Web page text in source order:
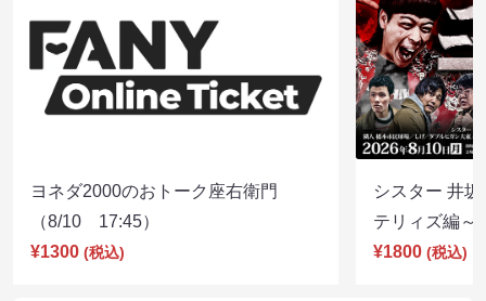
ヨネダ2000のおトーク座右衛門
（8/10 17:45）
¥1300 (税込)
シスター 井
テリィズ編
¥1800 (税込)